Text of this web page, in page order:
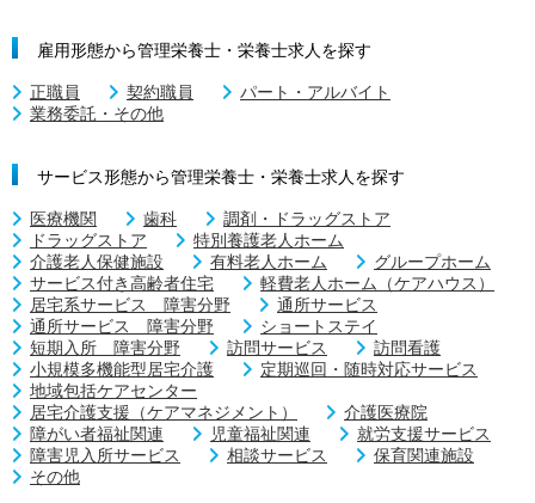
雇用形態から管理栄養士・栄養士求人を探す
正職員 契約職員
パート・アルバイト
業務委託・その他
サービス形態から管理栄養士・栄養士求人を探す
医療機関 歯科
調剤・ドラッグストア
ドラッグストア
特別養護老人ホーム
介護老人保健施設
有料老人ホーム
グループホーム
サービス付き高齢者住宅
軽費老人ホーム（ケアハウス）
居宅系サービス 障害分野
通所サービス
通所サービス 障害分野
ショートステイ
短期入所 障害分野
訪問サービス
訪問看護
小規模多機能型居宅介護
定期巡回・随時対応サービス
地域包括ケアセンター
居宅介護支援（ケアマネジメント）
介護医療院
障がい者福祉関連
児童福祉関連
就労支援サービス
障害児入所サービス
相談サービス
保育関連施設
その他